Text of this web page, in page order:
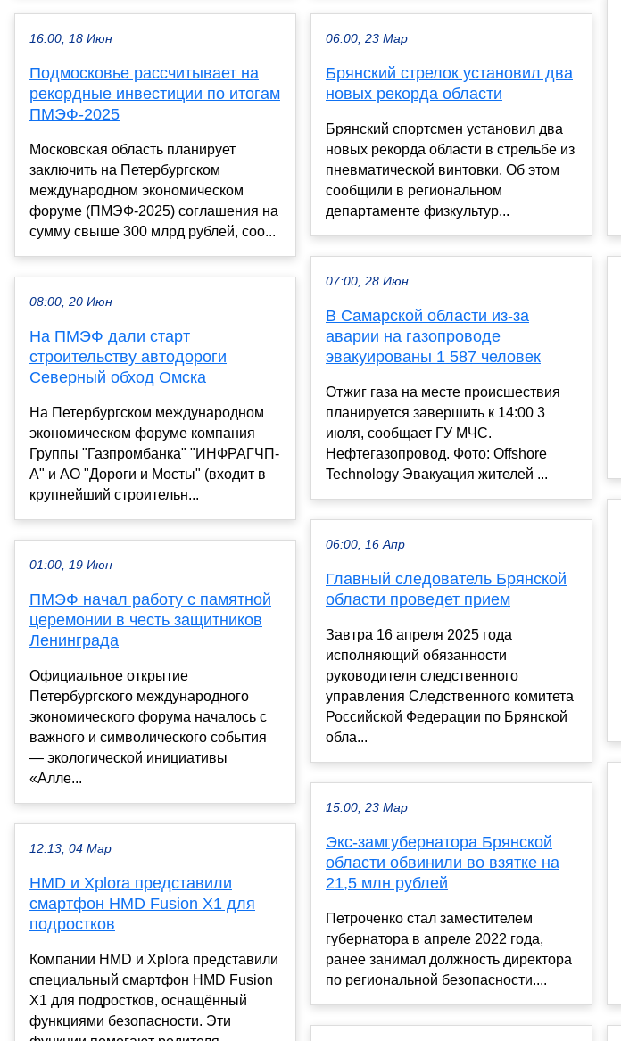
16:00, 18 Июн
Подмосковье рассчитывает на
рекордные инвестиции по итогам
ПМЭФ-2025
Московская область планирует
заключить на Петербургском
международном экономическом
форуме (ПМЭФ-2025) соглашения на
сумму свыше 300 млрд рублей, соо...
08:00, 20 Июн
На ПМЭФ дали старт
строительству автодороги
Северный обход Омска
На Петербургском международном
экономическом форуме компания
Группы "Газпромбанка" "ИНФРАГЧП-
А" и АО "Дороги и Мосты" (входит в
крупнейший строительн...
01:00, 19 Июн
ПМЭФ начал работу с памятной
церемонии в честь защитников
Ленинграда
Официальное открытие
Петербургского международного
экономического форума началось с
важного и символического события
— экологической инициативы
«Алле...
12:13, 04 Мар
HMD и Xplora представили
смартфон HMD Fusion X1 для
подростков
Компании HMD и Xplora представили
специальный смартфон HMD Fusion
X1 для подростков, оснащённый
функциями безопасности. Эти
06:00, 23 Мар
Брянский стрелок установил два
новых рекорда области
Брянский спортсмен установил два
новых рекорда области в стрельбе из
пневматической винтовки. Об этом
сообщили в региональном
департаменте физкультур...
07:00, 28 Июн
В Самарской области из-за
аварии на газопроводе
эвакуированы 1 587 человек
Отжиг газа на месте происшествия
планируется завершить к 14:00 3
июля, сообщает ГУ МЧС.
Нефтегазопровод. Фото: Offshore
Technology Эвакуация жителей ...
06:00, 16 Апр
Главный следователь Брянской
области проведет прием
Завтра 16 апреля 2025 года
исполняющий обязанности
руководителя следственного
управления Следственного комитета
Российской Федерации по Брянской
обла...
15:00, 23 Мар
Экс-замгубернатора Брянской
области обвинили во взятке на
21,5 млн рублей
Петроченко стал заместителем
губернатора в апреле 2022 года,
ранее занимал должность директора
по региональной безопасности....